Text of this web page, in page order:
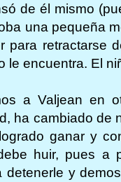
de él mismo
una pequeña
para retractarse
le encuentra. El
a Valjean en
ha cambiado de
ganar y
huir, pues a
detenerle y